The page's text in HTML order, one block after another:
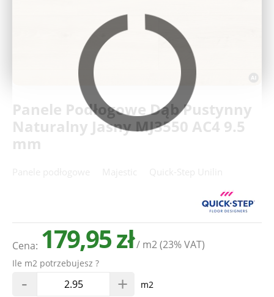
Deweloperzy
Panele Podłogowe Dąb Pustynny
Naturalny Jasny MJ3550 AC4 9.5
mm
Cena: 179,95 zł/ m2(23% VAT)
Ile m2 potrzebujesz ?
- +
m2